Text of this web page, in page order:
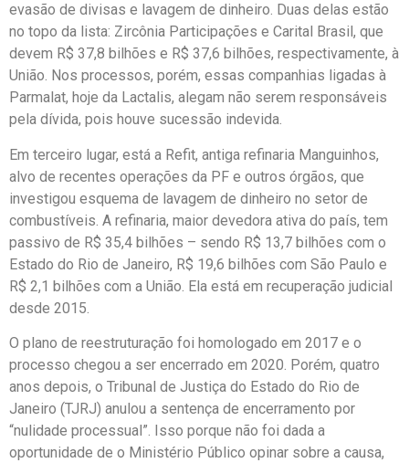
evasão de divisas e lavagem de dinheiro. Duas delas estão
no topo da lista: Zircônia Participações e Carital Brasil, que
devem R$ 37,8 bilhões e R$ 37,6 bilhões, respectivamente, à
União. Nos processos, porém, essas companhias ligadas à
Parmalat, hoje da Lactalis, alegam não serem responsáveis
pela dívida, pois houve sucessão indevida.
Em terceiro lugar, está a Refit, antiga refinaria Manguinhos,
alvo de recentes operações da PF e outros órgãos, que
investigou esquema de lavagem de dinheiro no setor de
combustíveis. A refinaria, maior devedora ativa do país, tem
passivo de R$ 35,4 bilhões – sendo R$ 13,7 bilhões com o
Estado do Rio de Janeiro, R$ 19,6 bilhões com São Paulo e
R$ 2,1 bilhões com a União. Ela está em recuperação judicial
desde 2015.
O plano de reestruturação foi homologado em 2017 e o
processo chegou a ser encerrado em 2020. Porém, quatro
anos depois, o Tribunal de Justiça do Estado do Rio de
Janeiro (TJRJ) anulou a sentença de encerramento por
“nulidade processual”. Isso porque não foi dada a
oportunidade de o Ministério Público opinar sobre a causa,